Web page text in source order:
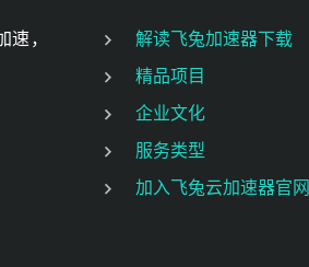
，
解读飞兔加速器下载
精品项目
企业文化
服务类型
加入飞兔云加速器官网